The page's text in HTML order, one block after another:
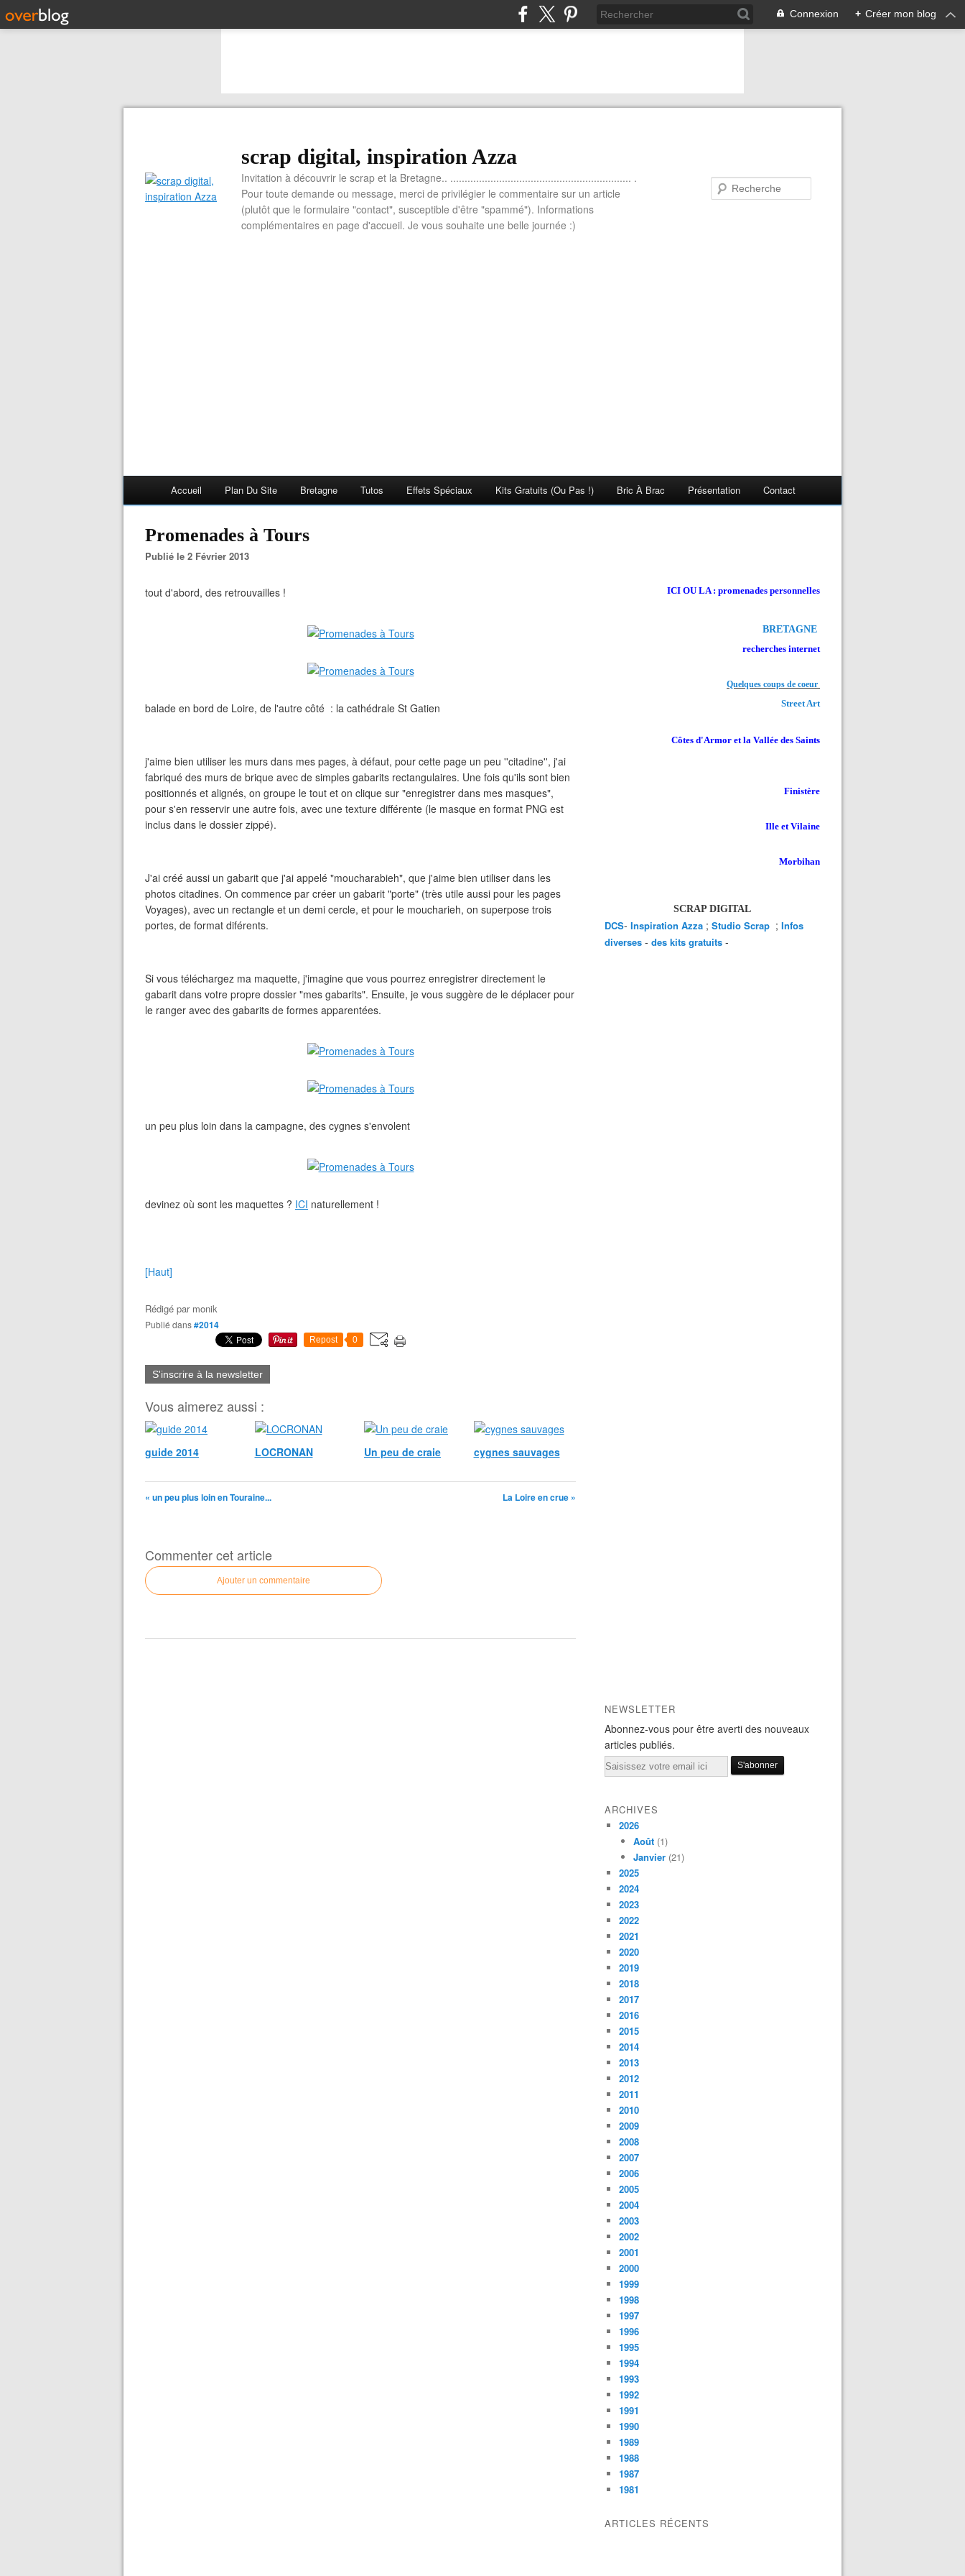
Connexion + Créer mon blog
scrap digital, inspiration Azza
Invitation à découvrir le scrap et la Bretagne.. ............................................................... .
Pour toute demande ou message, merci de privilégier le commentaire sur un article
(plutôt que le formulaire "contact", susceptible d'être "spammé"). Informations
complémentaires en page d'accueil. Je vous souhaite une belle journée :)
Accueil Plan Du Site Bretagne Tutos Effets Spéciaux Kits Gratuits (ou Pas !) Bric À Brac Présentation Contact
Promenades à Tours
Publié le 2 Février 2013
tout d'abord, des retrouvailles !
balade en bord de Loire, de l'autre côté : la cathédrale St Gatien
j'aime bien utiliser les murs dans mes pages, à défaut, pour cette page un peu ''citadine'', j'ai
fabriqué des murs de brique avec de simples gabarits rectangulaires. Une fois qu'ils sont bien
positionnés et alignés, on groupe le tout et on clique sur "enregistrer dans mes masques",
pour s'en resservir une autre fois, avec une texture différente (le masque en format PNG est
inclus dans le dossier zippé).
J'ai créé aussi un gabarit que j'ai appelé "moucharabieh", que j'aime bien utiliser dans les
photos citadines. On commence par créer un gabarit "porte" (très utile aussi pour les pages
Voyages), avec un rectangle et un demi cercle, et pour le moucharieh, on superpose trois
portes, de format diférents.
Si vous téléchargez ma maquette, j'imagine que vous pourrez enregistrer directement le
gabarit dans votre propre dossier "mes gabarits". Ensuite, je vous suggère de le déplacer pour
le ranger avec des gabarits de formes apparentées.
un peu plus loin dans la campagne, des cygnes s'envolent
devinez où sont les maquettes ? ICI naturellement !
[Haut]
Rédigé par monik
Publié dans#2014
Repost 0
S'inscrire à la newsletter
Vous aimerez aussi :
guide 2014 LOCRONAN Un peu de craie cygnes sauvages
« un peu plus loin en Touraine... La Loire en crue »
Commenter cet article
Ajouter un commentaire
ICI OU LA : promenades personnelles
BRETAGNE
recherches internet
Quelques coups de coeur
Street Art
Côtes d'Armor et la Vallée des Saints
Finistère
Ille et Vilaine
Morbihan
SCRAP DIGITAL
DCS- Inspiration Azza ; Studio Scrap ; Infos
diverses - des kits gratuits -
NEWSLETTER
Abonnez-vous pour être averti des nouveaux
articles publiés.
Email
ARCHIVES
2026
Août (1)
Janvier (21)
2025
2024
2023
2022
2021
2020
2019
2018
2017
2016
2015
2014
2013
2012
2011
2010
2009
2008
2007
2006
2005
2004
2003
2002
2001
2000
1999
1998
1997
1996
1995
1994
1993
1992
1991
1990
1989
1988
1987
1981
ARTICLES RÉCENTS